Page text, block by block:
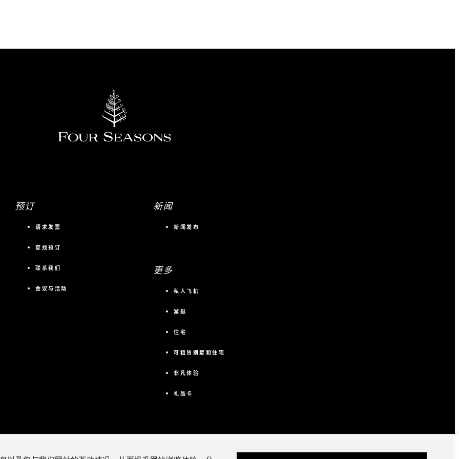
预订
请求发票
查找预订
联系我们
会议与活动
新闻
新闻发布
更多
私人飞机
游艇
住宅
可租赁别墅和住宅
非凡体验
礼品卡